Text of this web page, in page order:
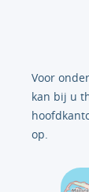
Voor
kan bij u
op.